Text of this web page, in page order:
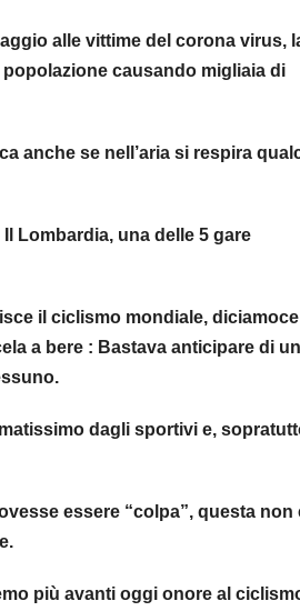
alle vittime del corona virus,
causando migliaia di
anche se nell’aria si respira
Lombardia, una delle 5 gare
il ciclismo mondiale,
a bere : Bastava anticipare di
dagli sportivi e,
essere “colpa”, questa non
più avanti oggi onore al